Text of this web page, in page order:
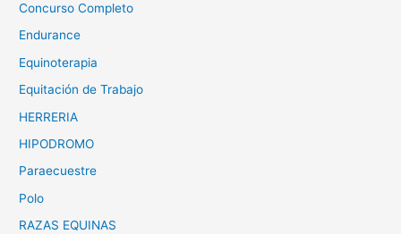
Concurso Completo
Endurance
Equinoterapia
Equitación de Trabajo
HERRERIA
HIPODROMO
Paraecuestre
Polo
RAZAS EQUINAS